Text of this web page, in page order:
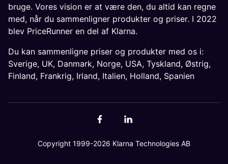
bruge. Vores vision er at være den, du altid kan regne
med, når du sammenligner produkter og priser. I 2022
blev PriceRunner en del af Klarna.
Du kan sammenligne priser og produkter med os i:
Sverige, UK, Danmark, Norge, USA, Tyskland, Østrig,
Finland, Frankrig, Irland, Italien, Holland, Spanien
Copyright 1999-2026 Klarna Technologies AB